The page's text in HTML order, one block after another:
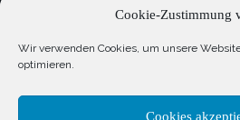
Cookie-Zustimmung
Wir verwenden Cookies, um unsere
optimieren.
Cookies